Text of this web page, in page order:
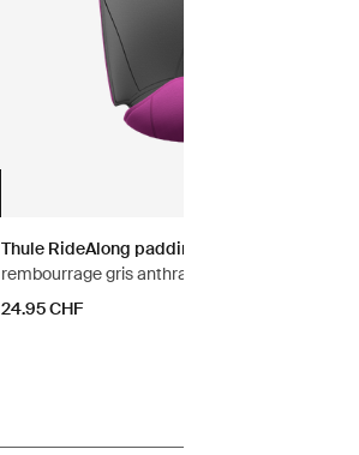
Thule RideAlong padding
rembourrage gris anthracite/violet
24.95 CHF